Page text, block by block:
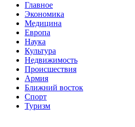
Главное
Экономика
Медицина
Европа
Наука
Культура
Недвижимость
Происшествия
Армия
Ближний восток
Спорт
Туризм